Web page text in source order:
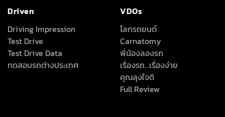
Driven
Driving Impression
Test Drive
Test Drive Data
ทดสอบรถต่างประเทศ
VDOs
โลกรถยนต์
Carnatomy
พี่น้องลองรถ
เรื่องรถ…เรื่องง่าย
คุณลุงใจดี
Full Review